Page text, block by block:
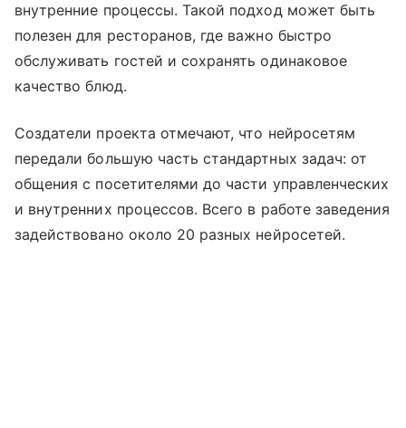
внутренние процессы. Такой подход может быть
полезен для ресторанов, где важно быстро
обслуживать гостей и сохранять одинаковое
качество блюд.
Создатели проекта отмечают, что нейросетям
передали большую часть стандартных задач: от
общения с посетителями до части управленческих
и внутренних процессов. Всего в работе заведения
задействовано около 20 разных нейросетей.